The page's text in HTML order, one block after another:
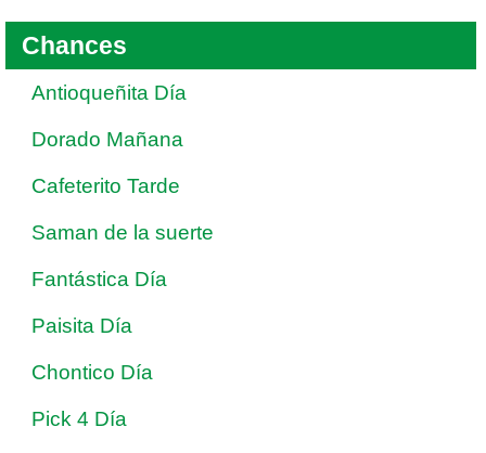
Chances
Antioqueñita Día
Dorado Mañana
Cafeterito Tarde
Saman de la suerte
Fantástica Día
Paisita Día
Chontico Día
Pick 4 Día